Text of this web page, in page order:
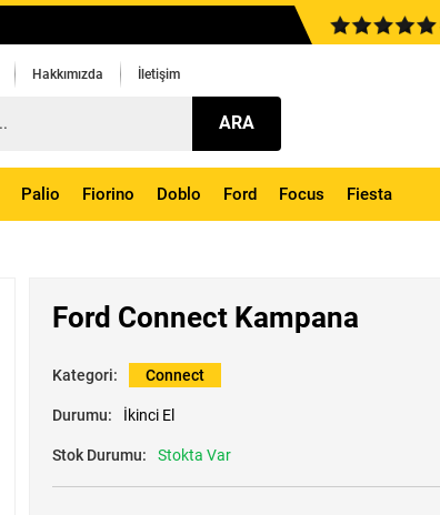
Hakkımızda İletişim
ARA
Palio Fiorino Doblo Ford Focus Fiesta
Ford Connect Kampana
Kategori: Connect
Durumu: İkinci El
Stok Durumu: Stokta Var